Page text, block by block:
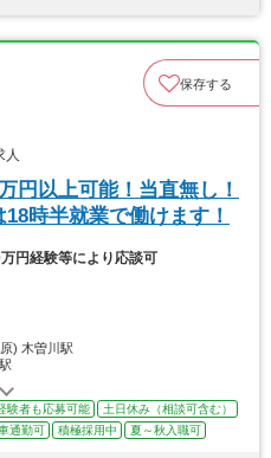
保存する
人
円以上可能！当直無し！
時半就業で働けます！
円経験等により応談可
) 木曽川駅
験者も応募可能
土日休み（相談可含む）
通勤可 積極採用中 夏～秋入職可